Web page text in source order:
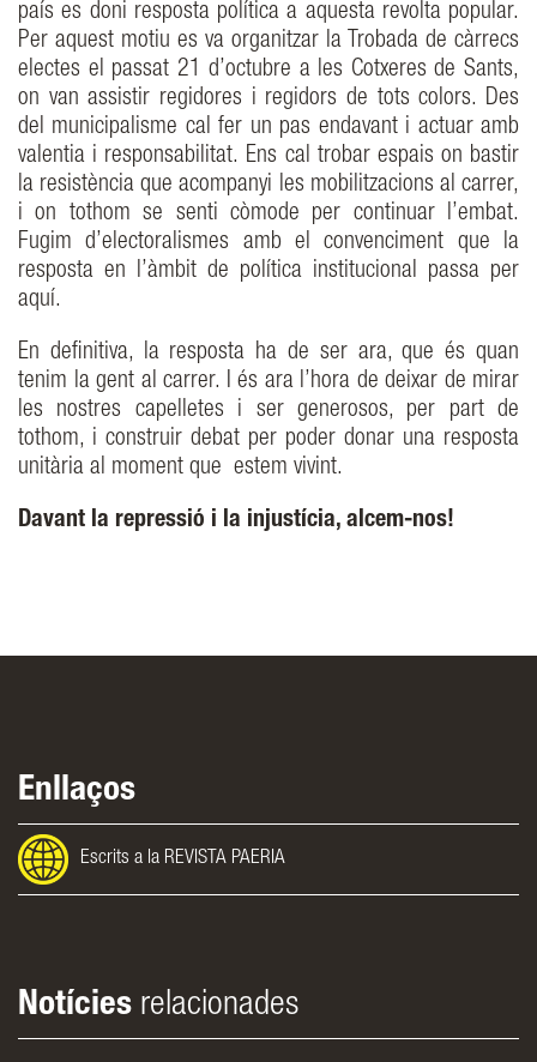
país es doni resposta política a aquesta revolta popular.
Per aquest motiu es va organitzar la Trobada de càrrecs
electes el passat 21 d’octubre a les Cotxeres de Sants,
on van assistir regidores i regidors de tots colors. Des
del municipalisme cal fer un pas endavant i actuar amb
valentia i responsabilitat. Ens cal trobar espais on bastir
la resistència que acompanyi les mobilitzacions al carrer,
i on tothom se senti còmode per continuar l’embat.
Fugim d’electoralismes amb el convenciment que la
resposta en l’àmbit de política institucional passa per
aquí.
En definitiva, la resposta ha de ser ara, que és quan
tenim la gent al carrer. I és ara l’hora de deixar de mirar
les nostres capelletes i ser generosos, per part de
tothom, i construir debat per poder donar una resposta
unitària al moment que estem vivint.
Davant la repressió i la injustícia, alcem-nos!
Enllaços
Escrits a la REVISTA PAERIA
Notícies relacionades